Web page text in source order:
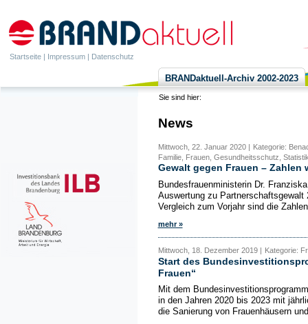
Startseite | Impressum | Datenschutz
BRANDaktuell-Archiv 2002-2023
Sie sind hier:
News
Mittwoch, 22. Januar 2020 |
Kategorie:
Familie, Frauen, Gesundheitsschutz,
Gewalt gegen Frauen – Zahlen
Bundesfrauenministerin Dr.
Auswertung zu
Vergleich zum Vorjahr sind die
mehr »
Mittwoch, 18. Dezember 2019 | Kategorie:
Start des
Frauen“
Mit dem
in den Jahren 2020 bis 2023 mit
die Sanierung von Frauenhäusern